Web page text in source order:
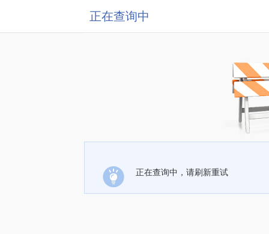
正在查询中
正在查询中，请刷新重试